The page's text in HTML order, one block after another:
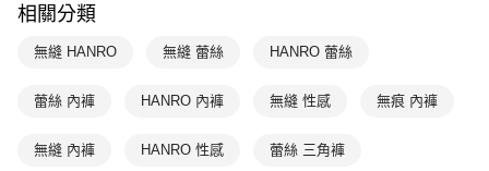
每筆NT$90，滿NT$1,000(含以上)免運費
宅配
相關分類
無縫 HANRO 無縫 蕾絲 HANRO 蕾絲
蕾絲 內褲 HANRO 內褲 無縫 性感 無痕 內褲
無縫 內褲 HANRO 性感 蕾絲 三角褲